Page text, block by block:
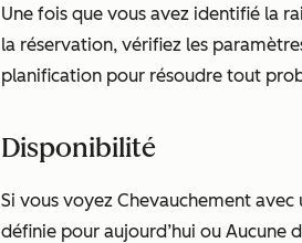
Une fois que vous avez identifié la
la réservation, vérifiez les
planification pour résoudre tout
Disponibilité
Si vous voyez Chevauchement
définie pour aujourd’hui ou Aucune